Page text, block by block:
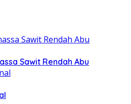
Sawit Rendah Abu